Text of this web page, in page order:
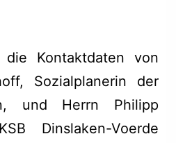
Kontaktdaten von
Sozialplanerin der
und Herrn Philipp
Dinslaken-Voerde